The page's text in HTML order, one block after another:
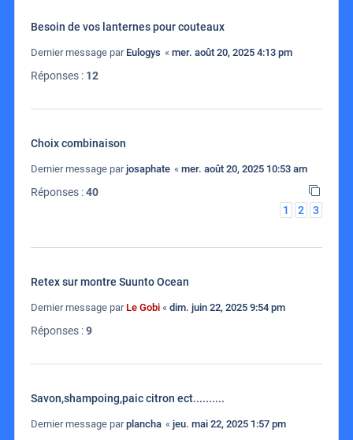
Besoin de vos lanternes pour couteaux
Dernier message par Eulogys « mer. août 20, 2025 4:13 pm
Réponses : 12
Choix combinaison
Dernier message parjosaphate « mer. août 20, 2025 10:53 am
Réponses :40
1
2 3
Retex sur montre Suunto Ocean
Dernier message par Le Gobi « dim. juin 22, 2025 9:54 pm
Réponses :9
Savon,shampoing,paic citron ect..........
Dernier message parplancha « jeu. mai 22, 2025 1:57 pm